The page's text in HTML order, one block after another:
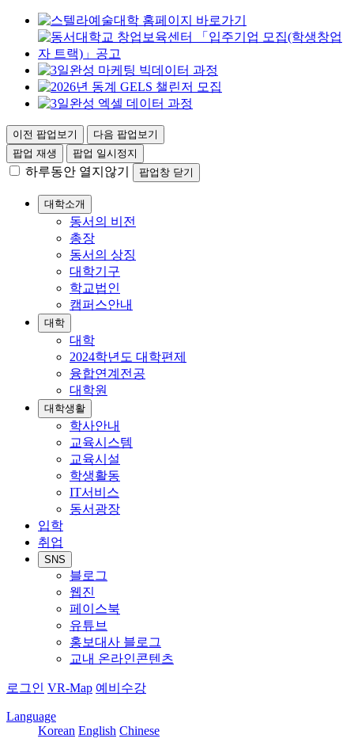
이전 팝업보기
다음 팝업보기
팝업 재생
팝업 일시정지
하루동안 열지않기 팝업창 닫기
대학소개
동서의 비전
총장
동서의 상징
대학기구
학교법인
캠퍼스안내
대학
대학
2024학년도 대학편제
융합연계전공
대학원
대학생활
학사안내
교육시스템
교육시설
학생활동
IT서비스
동서광장
입학
취업
SNS
블로그
웹진
페이스북
유튜브
홍보대사 블로그
교내 온라인콘텐츠
로그인 VR-Map 예비수강
Language
Korean English Chinese